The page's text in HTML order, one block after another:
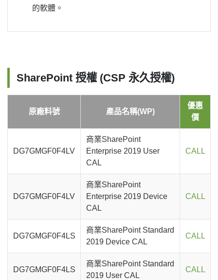
的軟體。
SharePoint 授權 (CSP 永久授權)
原廠料號 產品名稱(WP)
優惠
價
DG7GMGF0F4LV
商業SharePoint
Enterprise 2019 User
CAL
CALL
DG7GMGF0F4LV
商業SharePoint
Enterprise 2019 Device
CAL
CALL
DG7GMGF0F4LS
商業SharePoint Standard
2019 Device CAL
CALL
DG7GMGF0F4LS
商業SharePoint Standard
2019 User CAL
CALL